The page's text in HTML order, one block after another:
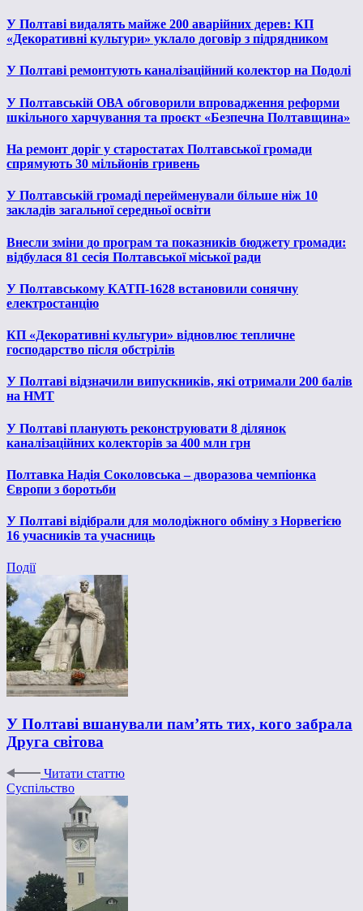
У Полтаві видалять майже 200 аварійних дерев: КП
«Декоративні культури» уклало договір з підрядником
У Полтаві ремонтують каналізаційний колектор на Подолі
У Полтавській ОВА обговорили впровадження реформи
шкільного харчування та проєкт «Безпечна Полтавщина»
На ремонт доріг у старостатах Полтавської громади
спрямують 30 мільйонів гривень
У Полтавській громаді перейменували більше ніж 10
закладів загальної середньої освіти
Внесли зміни до програм та показників бюджету громади:
відбулася 81 сесія Полтавської міської ради
У Полтавському КАТП-1628 встановили сонячну
електростанцію
КП «Декоративні культури» відновлює тепличне
господарство після обстрілів
У Полтаві відзначили випускників, які отримали 200 балів
на НМТ
У Полтаві планують реконструювати 8 ділянок
каналізаційних колекторів за 400 млн грн
Полтавка Надія Соколовська – дворазова чемпіонка
Європи з боротьби
У Полтаві відібрали для молодіжного обміну з Норвегією
16 учасників та учасниць
Події
У Полтаві вшанували пам’ять тих, кого забрала
Друга світова
Читати статтю
Суспільство